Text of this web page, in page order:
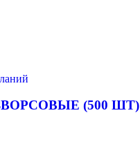
(500 ШТ)